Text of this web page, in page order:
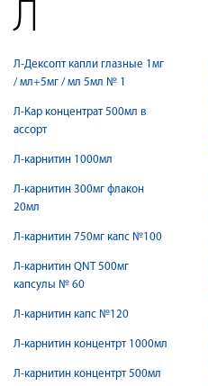
Л
Л-Дексопт капли глазные 1мг
/ мл+5мг / мл 5мл № 1
Л-Кар концентрат 500мл в
ассорт
Л-карнитин 1000мл
Л-карнитин 300мг флакон
20мл
Л-карнитин 750мг капс №100
Л-карнитин QNT 500мг
капсулы № 60
Л-карнитин капс №120
Л-карнитин концентрт 1000мл
Л-карнитин концентрт 500мл